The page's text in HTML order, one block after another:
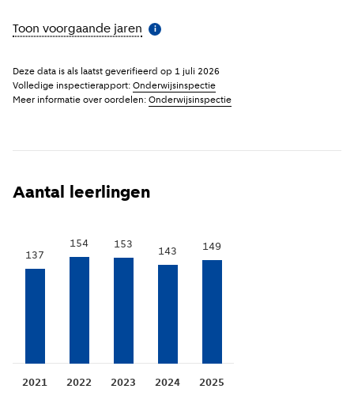
Toon voorgaande jaren Meer informatie
i
Deze data is als laatst geverifieerd op 1 juli 2026
Volledige inspectierapport: Onderwijsinspectie
Meer informatie over oordelen: Onderwijsinspectie
Aantal leerlingen
2021
137
2022
154
2023
153
2024
143
2025
149